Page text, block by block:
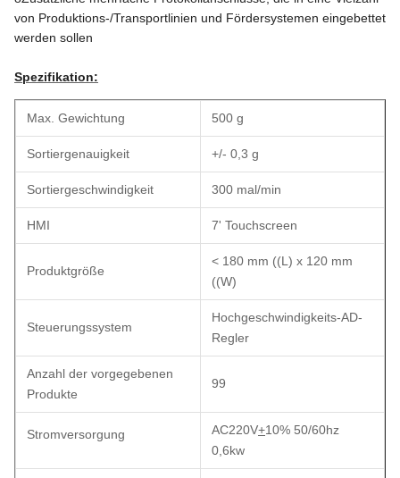
von Produktions-/Transportlinien und Fördersystemen eingebettet
werden sollen
Spezifikation:
Max. Gewichtung 500 g
Sortiergenauigkeit +/- 0,3 g
Sortiergeschwindigkeit 300 mal/min
HMI 7' Touchscreen
Produktgröße
< 180 mm ((L) x 120 mm
((W)
Steuerungssystem
Hochgeschwindigkeits-AD-
Regler
Anzahl der vorgegebenen
Produkte
99
Stromversorgung AC220V+10% 50/60hz
0,6kw